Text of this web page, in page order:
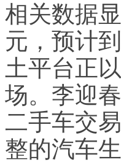
相关数据
元，预计
土平台正
场。李迎
二手车交
整的汽车